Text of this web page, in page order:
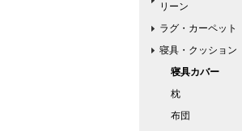
リーン
ラグ・カーペット
寝具・クッション
寝具カバー
枕
布団